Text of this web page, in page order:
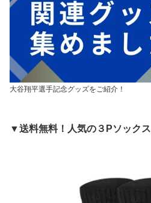
大谷翔平選手記念グッズをご紹介！
▼送料無料！人気の３Pソックス